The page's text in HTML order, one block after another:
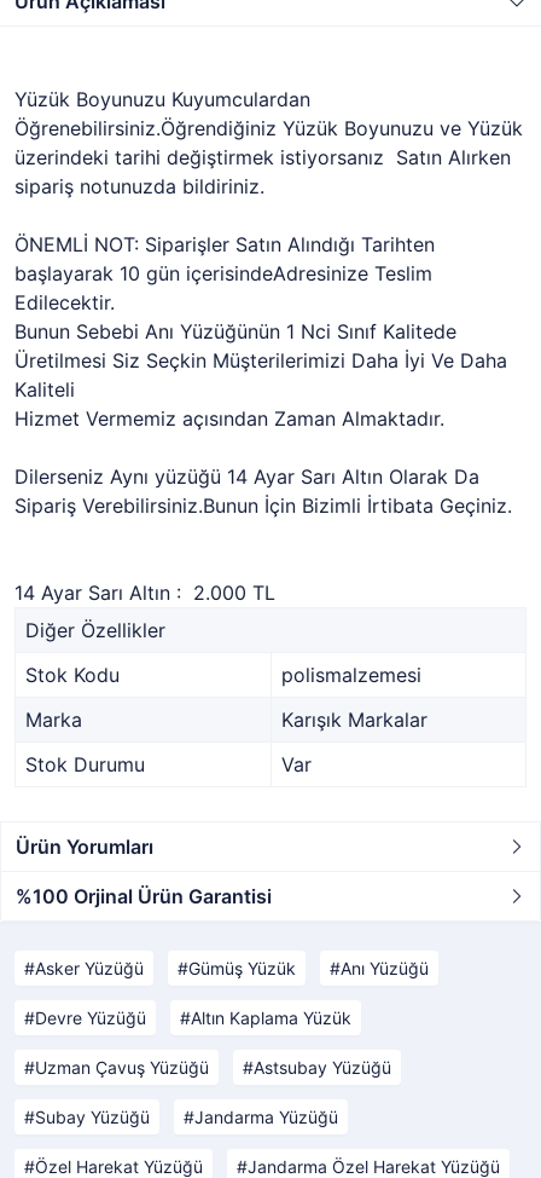
Yüzük Boyunuzu Kuyumculardan
Öğrenebilirsiniz.Öğrendiğiniz Yüzük Boyunuzu ve Yüzük
üzerindeki tarihi değiştirmek istiyorsanız Satın Alırken
sipariş notunuzda bildiriniz.
ÖNEMLİ NOT: Siparişler Satın Alındığı Tarihten
başlayarak 10 gün içerisindeAdresinize Teslim
Edilecektir.
Bunun Sebebi Anı Yüzüğünün 1 Nci Sınıf Kalitede
Üretilmesi Siz Seçkin Müşterilerimizi Daha İyi Ve Daha
Kaliteli
Hizmet Vermemiz açısından Zaman Almaktadır.
Dilerseniz Aynı yüzüğü 14 Ayar Sarı Altın Olarak Da
Sipariş Verebilirsiniz.Bunun İçin Bizimli İrtibata Geçiniz.
14 Ayar Sarı Altın : 2.000 TL
Diğer Özellikler
Stok Kodu
polismalzemesi
Marka
Karışık Markalar
Stok Durumu
Var
Ürün Yorumları
%100 Orjinal Ürün Garantisi
Asker Yüzüğü Gümüş Yüzük Anı Yüzüğü
Devre Yüzüğü Altın Kaplama Yüzük
Uzman Çavuş Yüzüğü Astsubay Yüzüğü
Subay Yüzüğü Jandarma Yüzüğü
Özel Harekat Yüzüğü Jandarma Özel Harekat Yüzüğü